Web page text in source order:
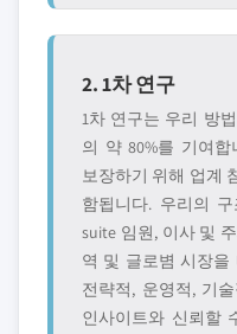
2. 1차 연구
1차 연구는 우리 방
의 약 80%를 기여
보장하기 위해 업계
함됩니다. 우리의
suite 임원, 이사 및
역 및 글로볌 시장을
전략적, 운영적, 기
인사이트와 신뢰할